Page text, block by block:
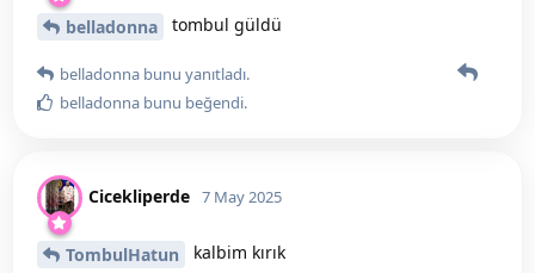
belladonna tombul güldü
belladonna bunu yanıtladı.
belladonna bunu beğendi.
Cicekliperde 7 May 2025
TombulHatun kalbim kırık